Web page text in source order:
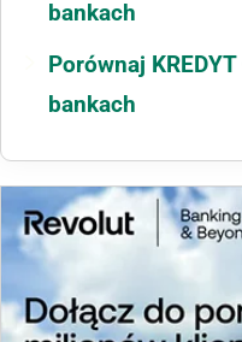
bankach
Porównaj
bankach